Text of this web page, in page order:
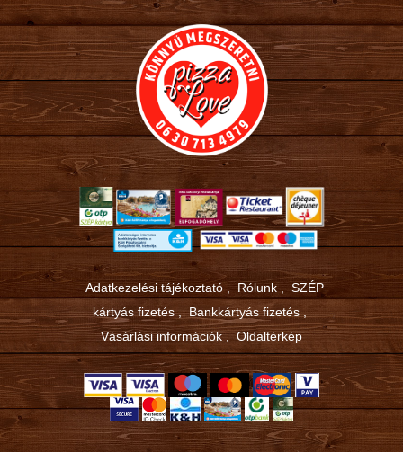
Adatkezelési tájékoztató,Rólunk, SZÉP
kártyás fizetés,Bankkártyás fizetés,
Vásárlási információk,Oldaltérkép